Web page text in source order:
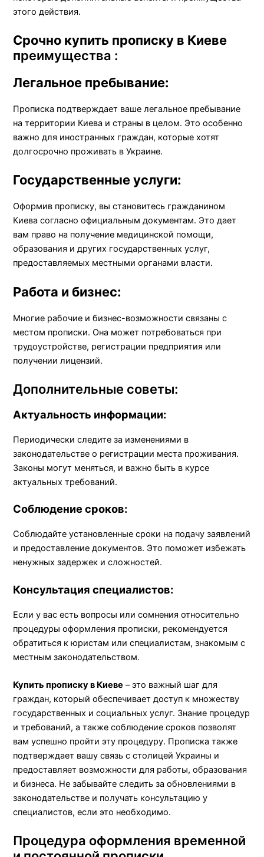
этого действия.
Срочно купить прописку в Киеве
преимущества :
Легальное пребывание:
Прописка подтверждает ваше легальное пребывание
на территории Киева и страны в целом. Это особенно
важно для иностранных граждан, которые хотят
долгосрочно проживать в Украине.
Государственные услуги:
Оформив прописку, вы становитесь гражданином
Киева согласно официальным документам. Это дает
вам право на получение медицинской помощи,
образования и других государственных услуг,
предоставляемых местными органами власти.
Работа и бизнес:
Многие рабочие и бизнес-возможности связаны с
местом прописки. Она может потребоваться при
трудоустройстве, регистрации предприятия или
получении лицензий.
Дополнительные советы:
Актуальность информации:
Периодически следите за изменениями в
законодательстве о регистрации места проживания.
Законы могут меняться, и важно быть в курсе
актуальных требований.
Соблюдение сроков:
Соблюдайте установленные сроки на подачу заявлений
и предоставление документов. Это поможет избежать
ненужных задержек и сложностей.
Консультация специалистов:
Если у вас есть вопросы или сомнения относительно
процедуры оформления прописки, рекомендуется
обратиться к юристам или специалистам, знакомым с
местным законодательством.
Купить прописку в Киеве – это важный шаг для
граждан, который обеспечивает доступ к множеству
государственных и социальных услуг. Знание процедур
и требований, а также соблюдение сроков позволят
вам успешно пройти эту процедуру. Прописка также
подтверждает вашу связь с столицей Украины и
предоставляет возможности для работы, образования
и бизнеса. Не забывайте следить за обновлениями в
законодательстве и получать консультацию у
специалистов, если это необходимо.
Процедура оформления временной